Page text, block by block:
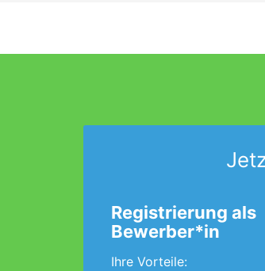
Registrierung als
Bewerber*in
Ihre Vorteile: